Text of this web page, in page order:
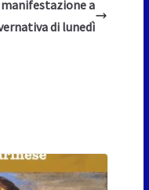
a
di lunedì